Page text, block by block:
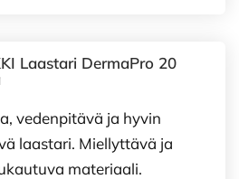
Laastari DermaPro 20
vedenpitävä ja hyvin
laastari. Miellyttävä ja
materiaali.